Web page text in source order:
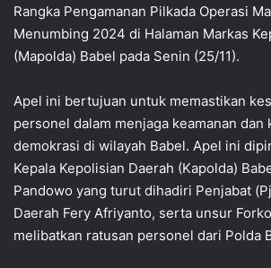
Rangka Pengamanan Pilkada Operasi
Menumbing 2024 di Halaman Markas
(Mapolda) Babel pada Senin (25/11).
Apel ini bertujuan untuk memastikan
personel dalam menjaga keamanan dan
demokrasi di wilayah Babel. Apel ini
Kepala Kepolisian Daerah (Kapolda)
Pandowo yang turut dihadiri Penjabat
Daerah Fery Afriyanto, serta unsur
melibatkan ratusan personel dari Polda